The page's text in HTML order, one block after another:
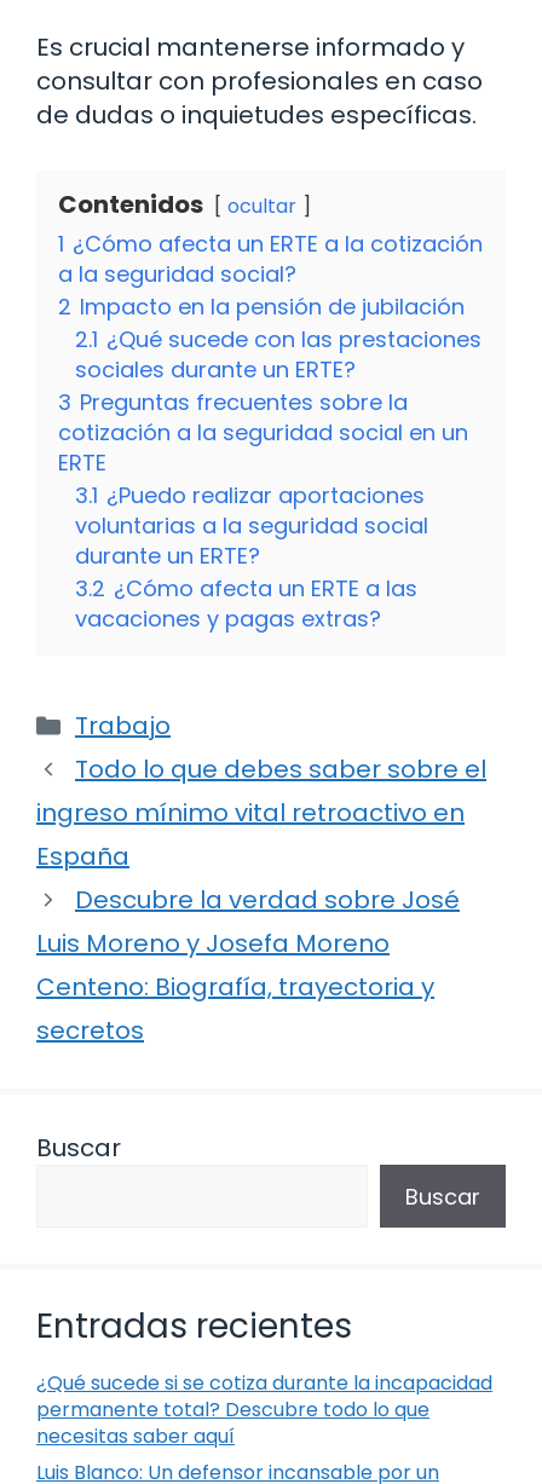
Es crucial mantenerse informado y
consultar con profesionales en caso
de dudas o inquietudes específicas.
Contenidos ocultar
1 ¿Cómo afecta un ERTE a la cotización
a la seguridad social?
2 Impacto en la pensión de jubilación
2.1 ¿Qué sucede con las prestaciones
sociales durante un ERTE?
3 Preguntas frecuentes sobre la
cotización a la seguridad social en un
ERTE
3.1 ¿Puedo realizar aportaciones
voluntarias a la seguridad social
durante un ERTE?
3.2 ¿Cómo afecta un ERTE a las
vacaciones y pagas extras?
Categorías
Trabajo
Todo lo que debes saber sobre el
ingreso mínimo vital retroactivo en
España
Descubre la verdad sobre José
Luis Moreno y Josefa Moreno
Centeno: Biografía, trayectoria y
secretos
Buscar
Buscar
Entradas recientes
¿Qué sucede si se cotiza durante la incapacidad
permanente total? Descubre todo lo que
necesitas saber aquí
Luis Blanco: Un defensor incansable por un